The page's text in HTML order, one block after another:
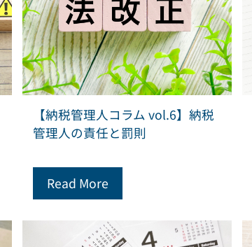
【納税管理人コラム vol.6】納税
管理人の責任と罰則
Read More